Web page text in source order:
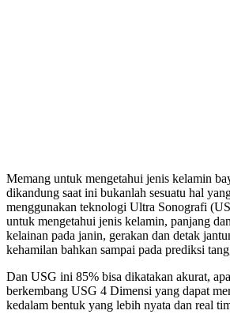
Memang untuk mengetahui jenis kelamin
dikandung saat ini bukanlah sesuatu hal
menggunakan teknologi Ultra Sonografi
untuk mengetahui jenis kelamin, panjang
kelainan pada janin, gerakan dan detak
kehamilan bahkan sampai pada prediksi
Dan USG ini 85% bisa dikatakan akurat,
berkembang USG 4 Dimensi yang dapat
kedalam bentuk yang lebih nyata dan real